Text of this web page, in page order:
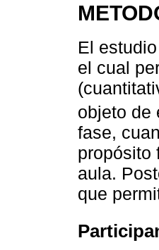
El
el cual
objeto de
fase,
propósito
aula.
que